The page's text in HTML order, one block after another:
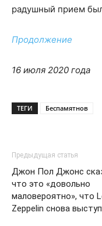
радушный прием
Продолжение
16 июля 2020 года
ТЕГИ Беспамятнов
Предыдущая статья
Джон Пол Джонс
что это «довольно
маловероятно», что
Zeppelin снова